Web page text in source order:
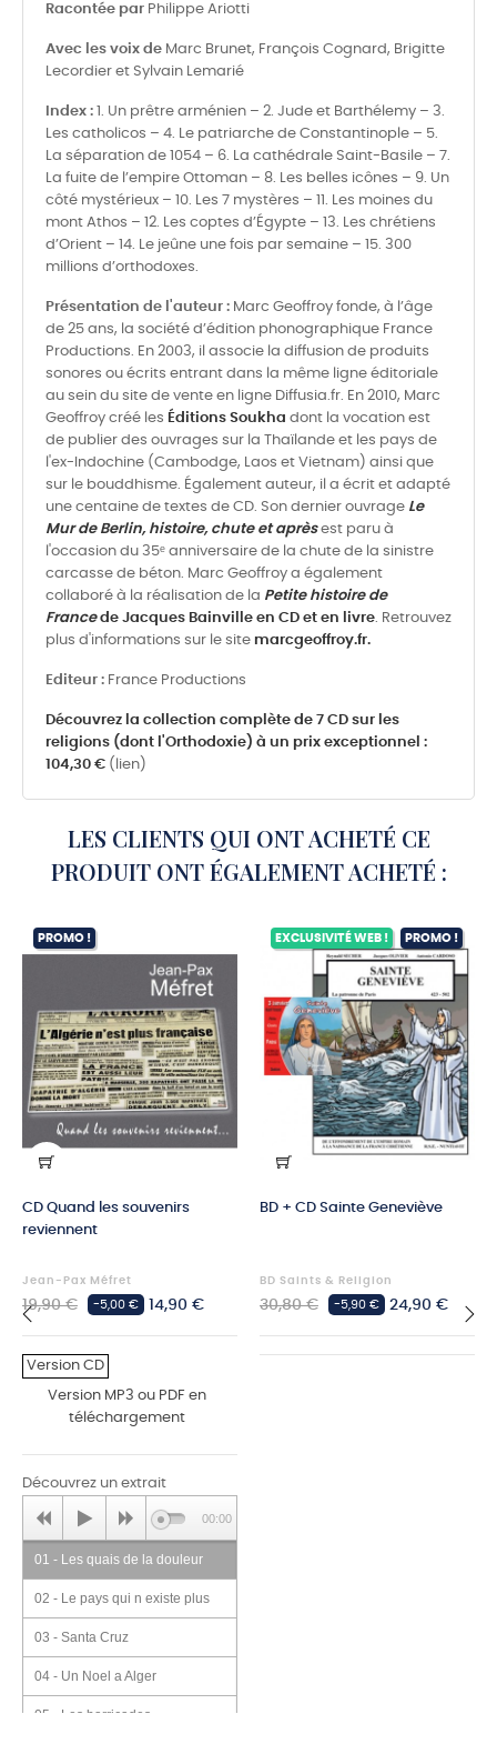
Racontée par Philippe Ariotti
Avec les voix de Marc Brunet, François Cognard, Brigitte
Lecordier et Sylvain Lemarié
Index : 1. Un prêtre arménien – 2. Jude et Barthélemy – 3.
Les catholicos – 4. Le patriarche de Constantinople – 5.
La séparation de 1054 – 6. La cathédrale Saint-Basile – 7.
La fuite de l’empire Ottoman – 8. Les belles icônes – 9. Un
côté mystérieux – 10. Les 7 mystères – 11. Les moines du
mont Athos – 12. Les coptes d’Égypte – 13. Les chrétiens
d’Orient – 14. Le jeûne une fois par semaine – 15. 300
millions d’orthodoxes.
Présentation de l'auteur : Marc Geoffroy fonde, à l’âge
de 25 ans, la société d’édition phonographique France
Productions. En 2003, il associe la diffusion de produits
sonores ou écrits entrant dans la même ligne éditoriale
au sein du site de vente en ligne Diffusia.fr. En 2010, Marc
Geoffroy créé les Éditions Soukha dont la vocation est
de publier des ouvrages sur la Thaïlande et les pays de
l'ex-Indochine (Cambodge, Laos et Vietnam) ainsi que
sur le bouddhisme. Également auteur, il a écrit et adapté
une centaine de textes de CD. Son dernier ouvrage Le
Mur de Berlin, histoire, chute et aprèsest paru à
l'occasion du 35ᵉ anniversaire de la chute de la sinistre
carcasse de béton. Marc Geoffroy a également
collaboré à la réalisation de la Petite histoire de
Francede Jacques Bainville en CD et en livre. Retrouvez
plus d'informations sur le site marcgeoffroy.fr.
Editeur : France Productions
Découvrez la collection complète de 7 CD sur les
religions (dont l'Orthodoxie) à un prix exceptionnel :
104,30 € (lien)
LES CLIENTS QUI ONT ACHETÉ CE
PRODUIT ONT ÉGALEMENT ACHETÉ :
PROMO !
CD Quand les souvenirs
reviennent
Jean-Pax Méfret
Prix
habituel
19,90 € -5,00 € Prix
14,90 €
Version CD
Version MP3 ou PDF en
téléchargement
Découvrez un extrait
01 - Les quais de la douleur
02 - Le pays qui n existe plus
03 - Santa Cruz
04 - Un Noel a Alger
05 - Les barricades
00:00
EXCLUSIVITÉ WEB ! PROMO !
BD + CD Sainte Geneviève
BD Saints & Religion
Prix
30,80 € -5,90 € Prix
24,90 €
‹ ›